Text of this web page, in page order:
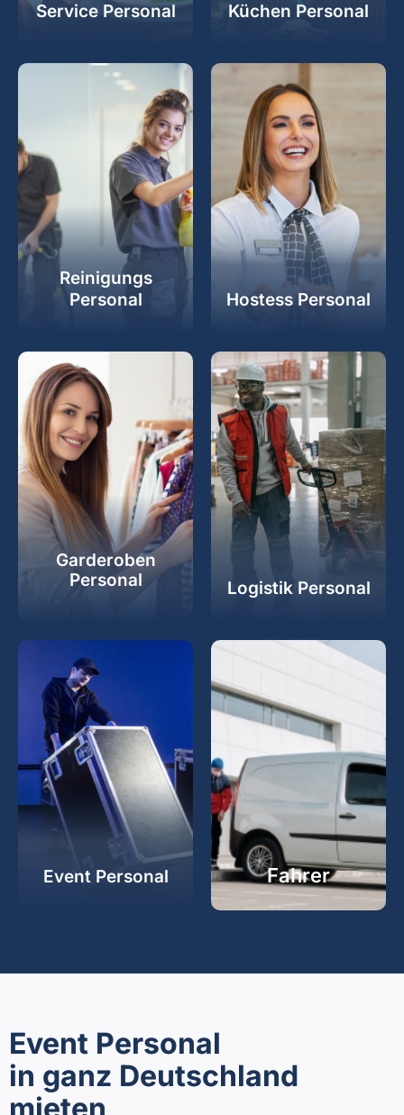
Service Personal Küchen Personal
Reinigungs
Personal
Hostess Personal
Garderoben
Personal
Logistik Personal
Event Personal Fahrer
Event Personal
in ganz Deutschland